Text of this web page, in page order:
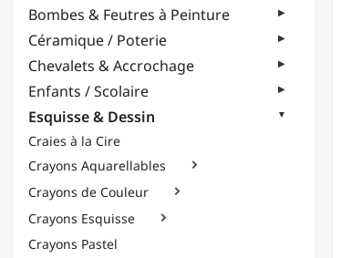
Bombes & Feutres à Peinture
Céramique / Poterie
Chevalets & Accrochage
Enfants / Scolaire
Esquisse & Dessin
Craies à la Cire
Crayons Aquarellables

Crayons de Couleur 
Crayons Esquisse 
Crayons Pastel